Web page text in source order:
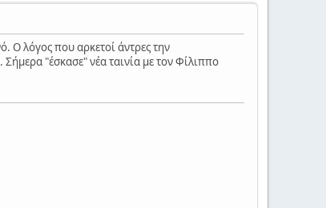
Ο λόγος που αρκετοί άντρες την
"έσκασε" νέα ταινία με τον Φίλιππο